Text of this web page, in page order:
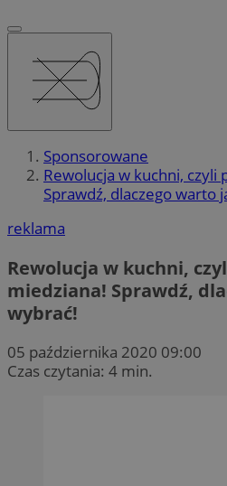
Sponsorowane
Rewolucja w kuchni, czyli
Sprawdź, dlaczego warto
reklama
Rewolucja w kuchni,
miedziana! Sprawdź,
wybrać!
05 października 2020 09:00
Czas czytania: 4 min.